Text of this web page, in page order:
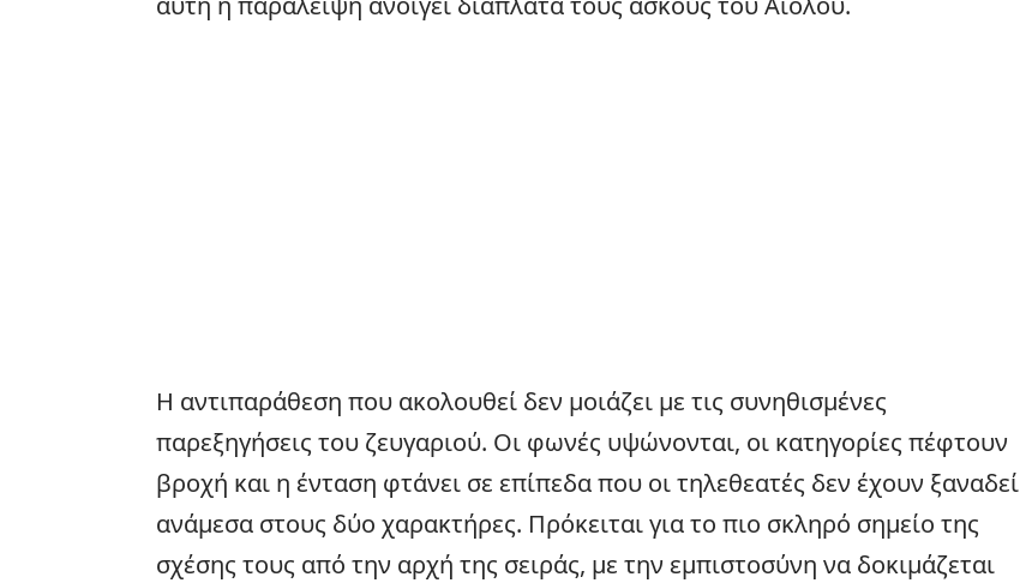
Η αντιπαράθεση που ακολουθεί δεν μοιάζει με τις συνηθισμένες
παρεξηγήσεις του ζευγαριού. Οι φωνές υψώνονται, οι κατηγορίες πέφτουν
βροχή και η ένταση φτάνει σε επίπεδα που οι τηλεθεατές δεν έχουν ξαναδεί
ανάμεσα στους δύο χαρακτήρες. Πρόκειται για το πιο σκληρό σημείο της
σχέσης τους από την αρχή της σειράς, με την εμπιστοσύνη να δοκιμάζεται